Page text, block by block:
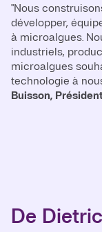
"Nous
développer,
à microalgues.
industriels,
microalgues
technologie à
Buisson,
De